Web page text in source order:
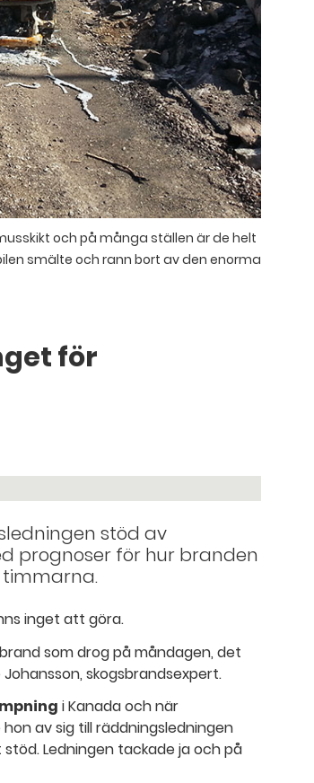
och på många ställen är de helt
smälte och rann bort av den enorma
för
stöd av
prognoser för hur branden
inget att göra.
som drog på måndagen, det
skogsbrandsexpert.
i Kanada och när
av sig till räddningsledningen
Ledningen tackade ja och på